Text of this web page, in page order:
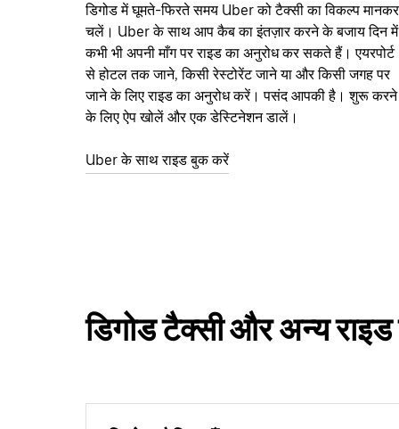
डिगोड में घूमते-फिरते समय Uber को टैक्सी का विकल्प मानकर
चलें। Uber के साथ आप कैब का इंतज़ार करने के बजाय दिन में
कभी भी अपनी माँग पर राइड का अनुरोध कर सकते हैं। एयरपोर्ट
से होटल तक जाने, किसी रेस्टोरेंट जाने या और किसी जगह पर
जाने के लिए राइड का अनुरोध करें। पसंद आपकी है। शुरू करने
के लिए ऐप खोलें और एक डेस्टिनेशन डालें।
Uber के साथ राइड बुक करें
डिगोड टैक्सी और अन्य राइड